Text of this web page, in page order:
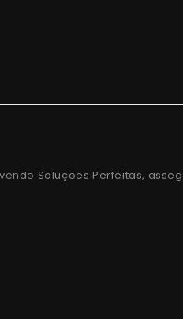
Soluções Perfeitas,